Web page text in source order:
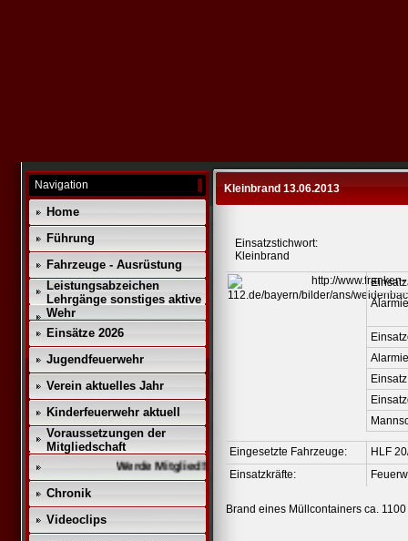
Navigation
Home
Führung
Fahrzeuge - Ausrüstung
Leistungsabzeichen
Lehrgänge sonstiges aktive
Wehr
Einsätze 2026
Jugendfeuerwehr
Verein aktuelles Jahr
Kinderfeuerwehr aktuell
Voraussetzungen der
Mitgliedschaft
Werde Mitglied!!
Chronik
Videoclips
Kleinbrand 13.06.2013
Einsatzstichwort:
Kleinbrand
Eingesetzte Fahrzeuge:
HLF
Einsatzkräfte:
Brand eines Müllcontainers ca.